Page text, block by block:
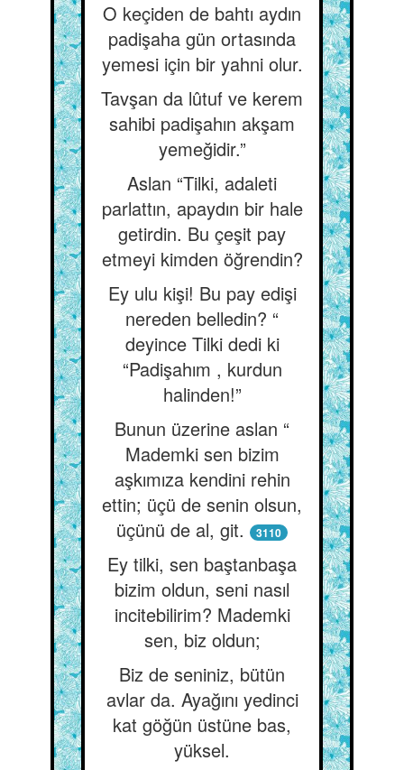
O keçiden de bahtı aydın
padişaha gün ortasında
yemesi için bir yahni olur.
Tavşan da lûtuf ve kerem
sahibi padişahın akşam
yemeğidir.”
Aslan “Tilki, adaleti
parlattın, apaydın bir hale
getirdin. Bu çeşit pay
etmeyi kimden öğrendin?
Ey ulu kişi! Bu pay edişi
nereden belledin? “
deyince Tilki dedi ki
“Padişahım , kurdun
halinden!”
Bunun üzerine aslan “
Mademki sen bizim
aşkımıza kendini rehin
ettin; üçü de senin olsun,
üçünü de al, git.
3110
Ey tilki, sen baştanbaşa
bizim oldun, seni nasıl
incitebilirim? Mademki
sen, biz oldun;
Biz de seniniz, bütün
avlar da. Ayağını yedinci
kat göğün üstüne bas,
yüksel.